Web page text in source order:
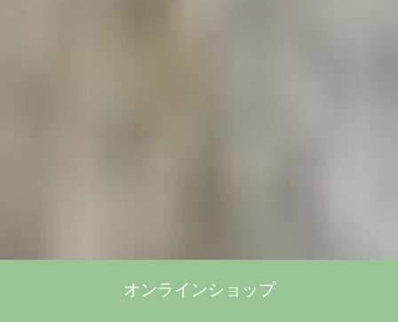
オンラインショップ